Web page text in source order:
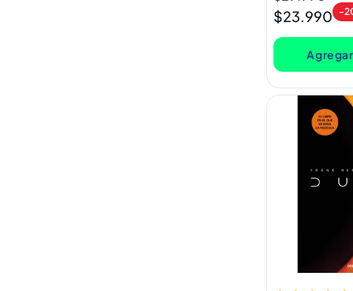
habitual
de
oferta
$23.990 -